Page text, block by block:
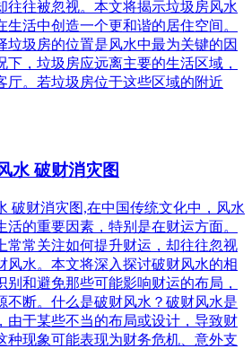
往往被忽视。本文将揭示垃圾房风水
生活中创造一个更和谐的居住空间。
垃圾房的位置是风水中最为关键的因
下，垃圾房应远离主要的生活区域，
厅。若垃圾房位于这些区域的附近
水 破财消灾图
破财消灾图,在中国传统文化中，风水
活的重要因素，特别是在财运方面。
常常关注如何提升财运，却往往忽视
风水。本文将深入探讨破财风水的相
别和避免那些可能影响财运的布局，
不断。什么是破财风水？破财风水是
由于某些不当的布局或设计，导致财
种现象可能表现为财务危机、意外支